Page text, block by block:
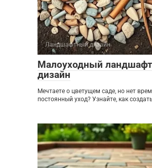
Ландшафтный дизайн
Малоуходный
дизайн
Мечтаете о цветущем саде, но нет
постоянный уход? Узнайте, как